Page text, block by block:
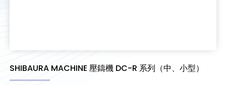
SHIBAURA MACHINE 壓鑄機 DC-R 系列（中、小型）